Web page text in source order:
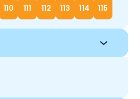
110 111 112 113 114 115